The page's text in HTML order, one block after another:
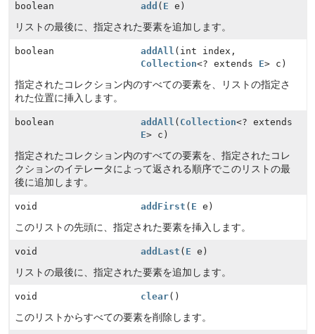
boolean add ( E e)
リストの最後に、指定された要素を追加します。
boolean addAll (int index,
Collection<? extends E> c)
指定されたコレクション内のすべての要素を、リストの指定さ
れた位置に挿入します。
boolean addAll ( Collection<? extends
E> c)
指定されたコレクション内のすべての要素を、指定されたコレ
クションのイテレータによって返される順序でこのリストの最
後に追加します。
void addFirst ( E e)
このリストの先頭に、指定された要素を挿入します。
void addLast ( E e)
リストの最後に、指定された要素を追加します。
void clear()
このリストからすべての要素を削除します。